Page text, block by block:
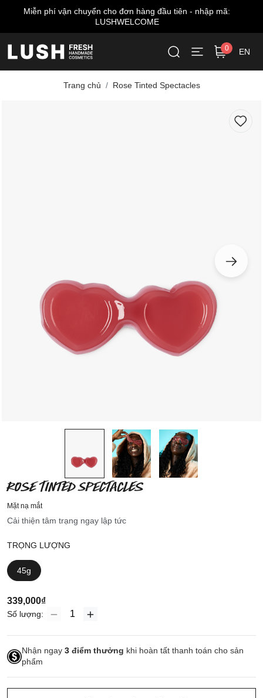
nhập mã: Miễn phí giao hàng cho đơn từ 999.000
0 EN
Trang chủ Rose Tinted Spectacles
ROSE TINTED SPECTACLES
Mặt nạ mắt
Cải thiện tâm trạng ngay lập tức
TRỌNG LƯỢNG
45g
339,000₫
Số lượng:
Nhận ngay 3 điểm thưởng khi hoàn tất thanh toán cho sản
phẩm